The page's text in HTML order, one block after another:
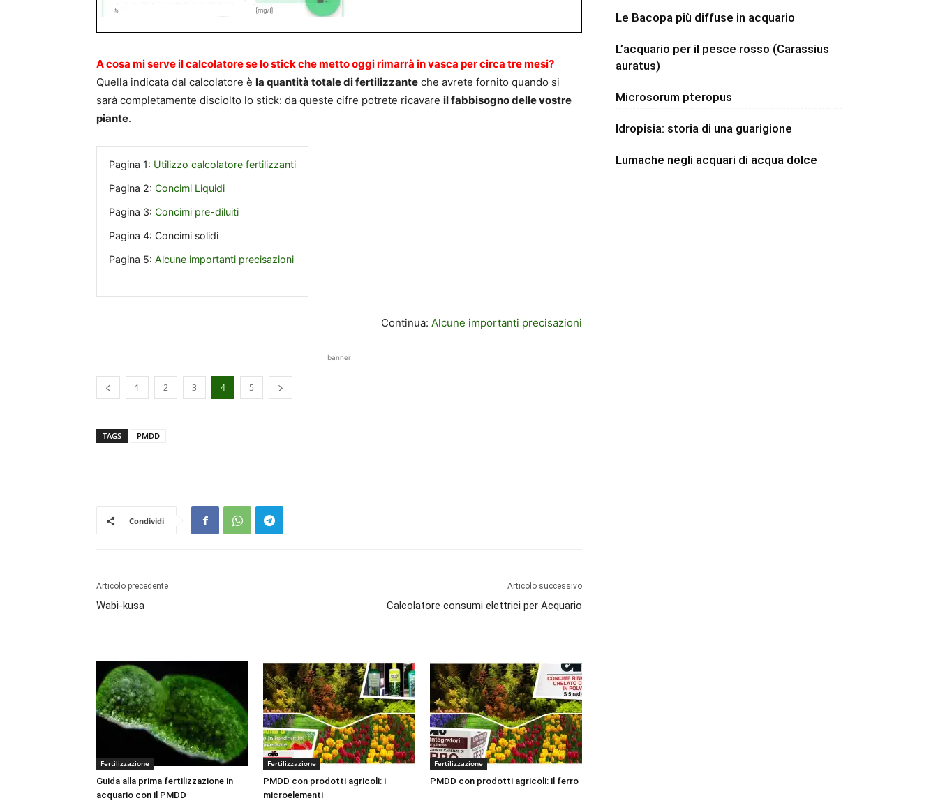
A cosa mi serve il calcolatore se lo stick che metto oggi rimarrà in vasca per circa tre mesi?
Quella indicata dal calcolatore è la quantità totale di fertilizzante che avrete fornito quando si
sarà completamente disciolto lo stick: da queste cifre potrete ricavare il fabbisogno delle vostre
piante.
Pagina 1: Utilizzo calcolatore fertilizzanti
Pagina 2: Concimi Liquidi
Pagina 3: Concimi pre-diluiti
Pagina 4: Concimi solidi
Pagina 5: Alcune importanti precisazioni
Continua: Alcune importanti precisazioni
banner
1 2 3 4 5
TAGS PMDD
Condividi
Articolo precedente
Wabi-kusa
Articolo successivo
Calcolatore consumi elettrici per Acquario
Fertilizzazione
Guida alla prima fertilizzazione in
acquario con il PMDD
Fertilizzazione
PMDD con prodotti agricoli: i
microelementi
Fertilizzazione
PMDD con prodotti agricoli: il ferro
Le Bacopa più diffuse in acquario
L’acquario per il pesce rosso (Carassius
auratus)
Microsorum pteropus
Idropisia: storia di una guarigione
Lumache negli acquari di acqua dolce